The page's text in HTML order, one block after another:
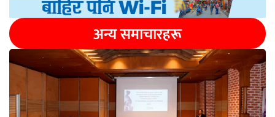
अन्य समाचारहरू